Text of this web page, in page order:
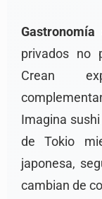
privados no
Crean
Imagina
de Tokio
japonesa,
cambian de